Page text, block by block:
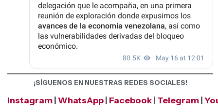
¡SÍGUENOS EN NUESTRAS REDES SOCIALES!
Instagram WhatsApp Facebook Telegram